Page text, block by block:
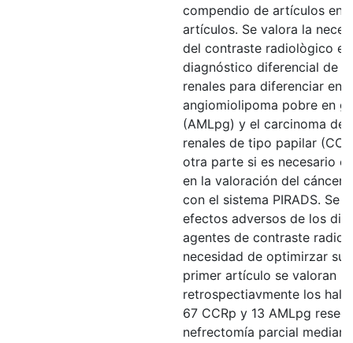
compendio de artículos en
artículos. Se valora la
del contraste radiològico
diagnóstico diferencial de
renales para diferenciar
angiomiolipoma pobre en
(AMLpg) y el carcinoma de
renales de tipo papilar
otra parte si es necesario
en la valoración del cáncer
con el sistema PIRADS. Se
efectos adversos de los
agentes de contraste
necesidad de optimirzar su
primer artículo se valoran
retrospectiavmente los
67 CCRp y 13 AMLpg
nefrectomía parcial